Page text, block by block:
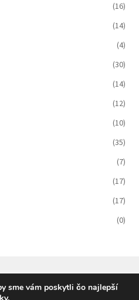
(16)
(14)
(4)
(30)
(14)
(12)
(10)
(35)
(7)
(17)
(17)
(0)
sme vám poskytli čo najlepší